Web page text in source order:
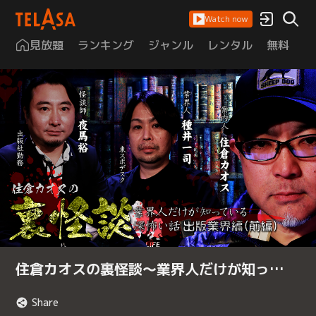
Watch now
見放題 ランキング ジャンル レンタル 無料
住倉カオスの裏怪談～業界人だけが知っ…
Share